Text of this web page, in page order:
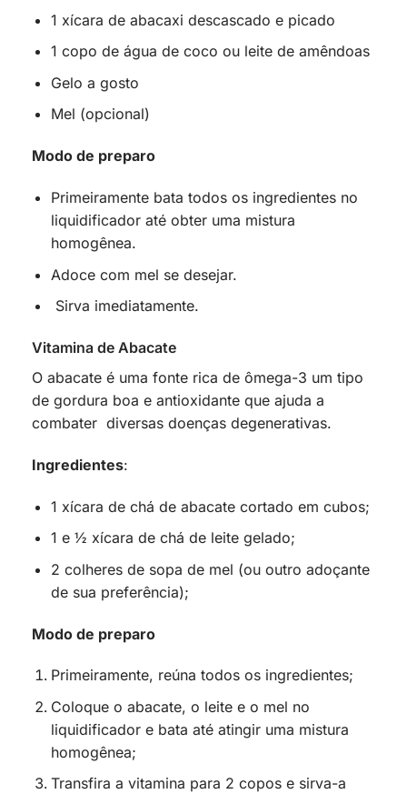
1 xícara de abacaxi descascado e picado
1 copo de água de coco ou leite de amêndoas
Gelo a gosto
Mel (opcional)
Modo de preparo
Primeiramente bata todos os ingredientes no
liquidificador até obter uma mistura
homogênea.
Adoce com mel se desejar.
Sirva imediatamente.
Vitamina de Abacate
O abacate é uma fonte rica de ômega-3 um tipo
de gordura boa e antioxidante que ajuda a
combater diversas doenças degenerativas.
Ingredientes:
1 xícara de chá de abacate cortado em cubos;
1 e ½ xícara de chá de leite gelado;
2 colheres de sopa de mel (ou outro adoçante
de sua preferência);
Modo de preparo
Primeiramente, reúna todos os ingredientes;
Coloque o abacate, o leite e o mel no
liquidificador e bata até atingir uma mistura
homogênea;
Transfira a vitamina para 2 copos e sirva-a